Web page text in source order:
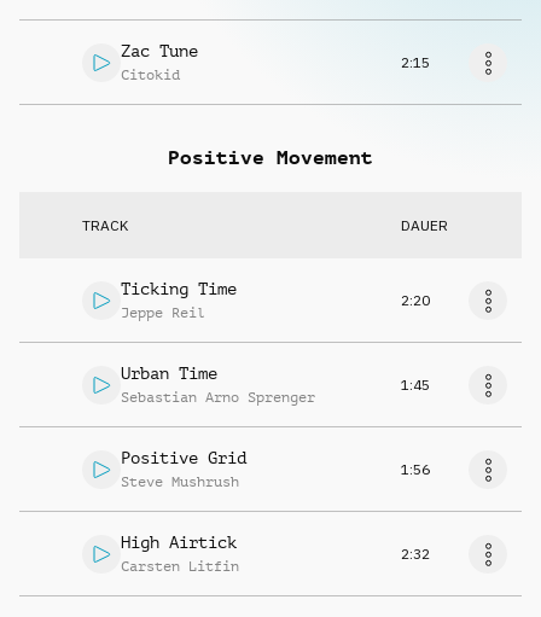
Zac Tune
Citokid
2:15
Positive Movement
TRACK DAUER
Ticking Time
Jeppe Reil
2:20
Urban Time
Sebastian Arno Sprenger
1:45
Positive Grid
Steve Mushrush
1:56
High Airtick
Carsten Litfin
2:32